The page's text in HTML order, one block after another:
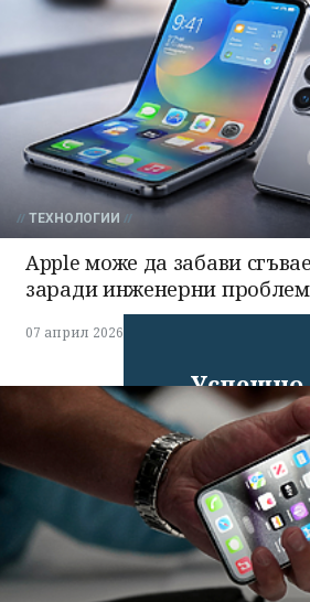
Успешно
излязохте
профила
ТЕХНОЛОГИИ
Apple може да забави
заради инженерни
07 април 2026